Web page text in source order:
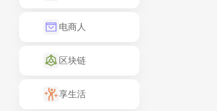
电商人
区块链
享生活